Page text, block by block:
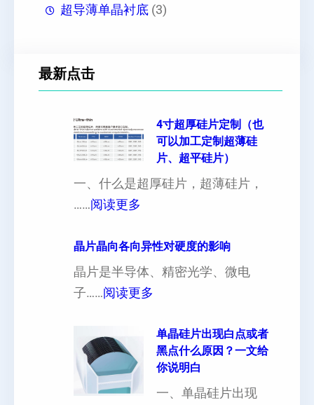
超导薄单晶衬底 (3)
最新点击
4寸超厚硅片定制（也
可以加工定制超薄硅
片、超平硅片）
一、什么是超厚硅片，超薄硅片，
……阅读更多
寸
超
厚
晶片晶向各向异性对硬度的影响
晶片是半导体、精密光学、微电
子……阅读更多
片
晶
向
各
单晶硅片出现白点或者
黑点什么原因？一文给
你说明白
一、单晶硅片出现